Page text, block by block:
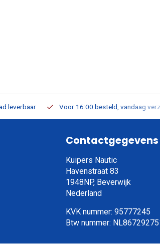
leverbaar Voor 16:00 besteld, vandaag
Contactgegevens
Kuipers Nautic
Havenstraat 83
1948NP, Beverwijk
Nederland
KVK nummer: 95777245
Btw nummer: